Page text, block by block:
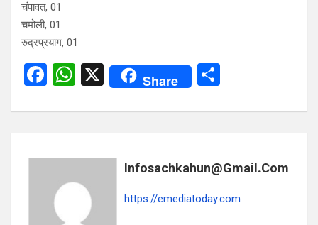
चंपावत, 01
चमोली, 01
रुद्रप्रयाग, 01
F
ce
o
o
k
W
at
A
p
p
X Share
ar
Infosachkahun@gmail.com
https://emediatoday.com